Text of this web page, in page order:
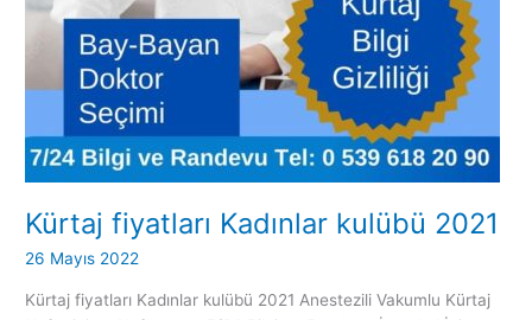
Kürtaj fiyatları Kadınlar kulübü 2021
26 Mayıs 2022
Kürtaj fiyatları Kadınlar kulübü 2021 Anestezili Vakumlu Kürtaj